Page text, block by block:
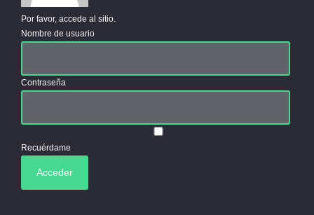
Por favor, accede al sitio.
Nombre de usuario
Contraseña
Recuérdame